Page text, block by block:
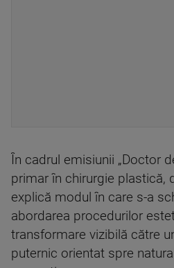
În cadrul emisiunii „Doctor
primar în chirurgie plastică,
explică modul în care s-a
abordarea procedurilor
transformare vizibilă către
puternic orientat spre